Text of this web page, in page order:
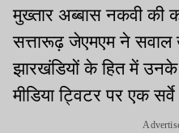
मुख्तार अब्बास नकवी की
सत्तारूढ़ जेएमएम ने सवाल
झारखंडियों के हित में
मीडिया ट्विटर पर एक